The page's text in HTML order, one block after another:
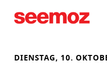
Inhalt
DIENSTAG, 10.